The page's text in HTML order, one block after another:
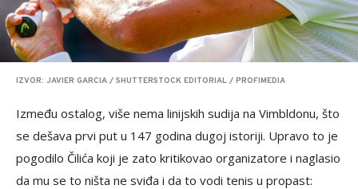
IZVOR: JAVIER GARCIA / SHUTTERSTOCK EDITORIAL / PROFIMEDIA
Između ostalog, više nema linijskih sudija na Vimbldonu, što
se dešava prvi put u 147 godina dugoj istoriji. Upravo to je
pogodilo Čilića koji je zato kritikovao organizatore i naglasio
da mu se to ništa ne sviđa i da to vodi tenis u propast: